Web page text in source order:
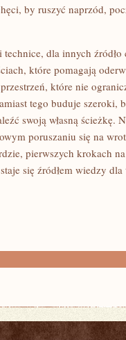
by ruszyć naprzód,
dla innych
które pomagają
które nie
tego buduje szeroki,
swoją własną ścieżkę.
poruszaniu się na
pierwszych krokach
się źródłem wiedzy